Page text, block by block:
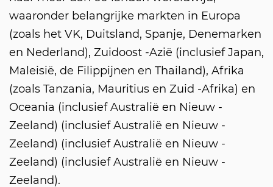
waaronder belangrijke markten in Europa
(zoals het VK, Duitsland, Spanje, Denemarken
en Nederland), Zuidoost -Azië (inclusief Japan,
Maleisië, de Filippijnen en Thailand), Afrika
(zoals Tanzania, Mauritius en Zuid -Afrika) en
Oceania (inclusief Australië en Nieuw -
Zeeland) (inclusief Australië en Nieuw -
Zeeland) (inclusief Australië en Nieuw -
Zeeland) (inclusief Australië en Nieuw -
Zeeland).